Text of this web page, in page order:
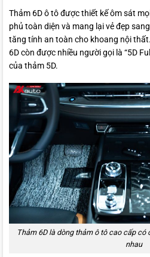
Thảm 6D ô tô được thiết kế ôm sát
phủ toàn diện và mang lại vẻ đẹp
tăng tính an toàn cho khoang nội
6D còn được nhiều người gọi là “5D
của thảm 5D.
Thảm 6D là dòng thảm ô tô cao cấp
nhau